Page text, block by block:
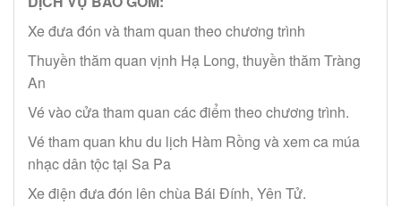
Xe đưa đón và tham quan theo chương trình
Thuyền thăm quan vịnh Hạ Long, thuyền thăm Tràng
An
Vé vào cửa tham quan các điểm theo chương trình.
Vé tham quan khu du lịch Hàm Rồng và xem ca múa
nhạc dân tộc tại Sa Pa
Xe điện đưa đón lên chùa Bái Đính, Yên Tử.